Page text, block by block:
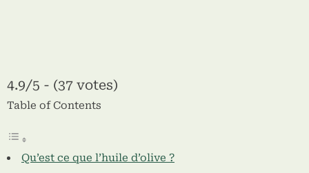
4.9/5 - (37 votes)
Table of Contents
Qu’est ce que l’huile d’olive ?